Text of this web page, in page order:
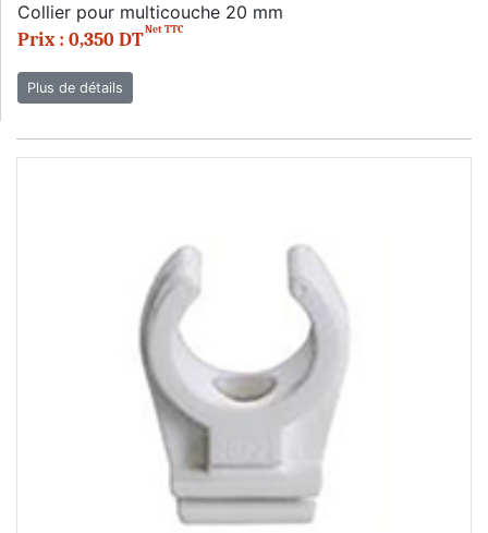
Collier pour multicouche 20 mm
Prix : 0,350 DTNet TTC
Plus de détails